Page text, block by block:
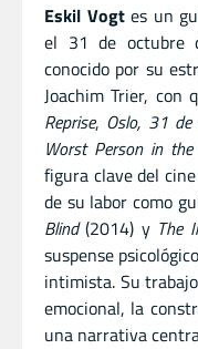
Eskil Vogtes un
el 31 de octubre
conocido por su
Joachim Trier, con
Reprise, Oslo, 31 de
Worst Person in
figura clave del
de su labor como
Blind(2014) y The
suspense
intimista. Su
emocional, la
una narrativa